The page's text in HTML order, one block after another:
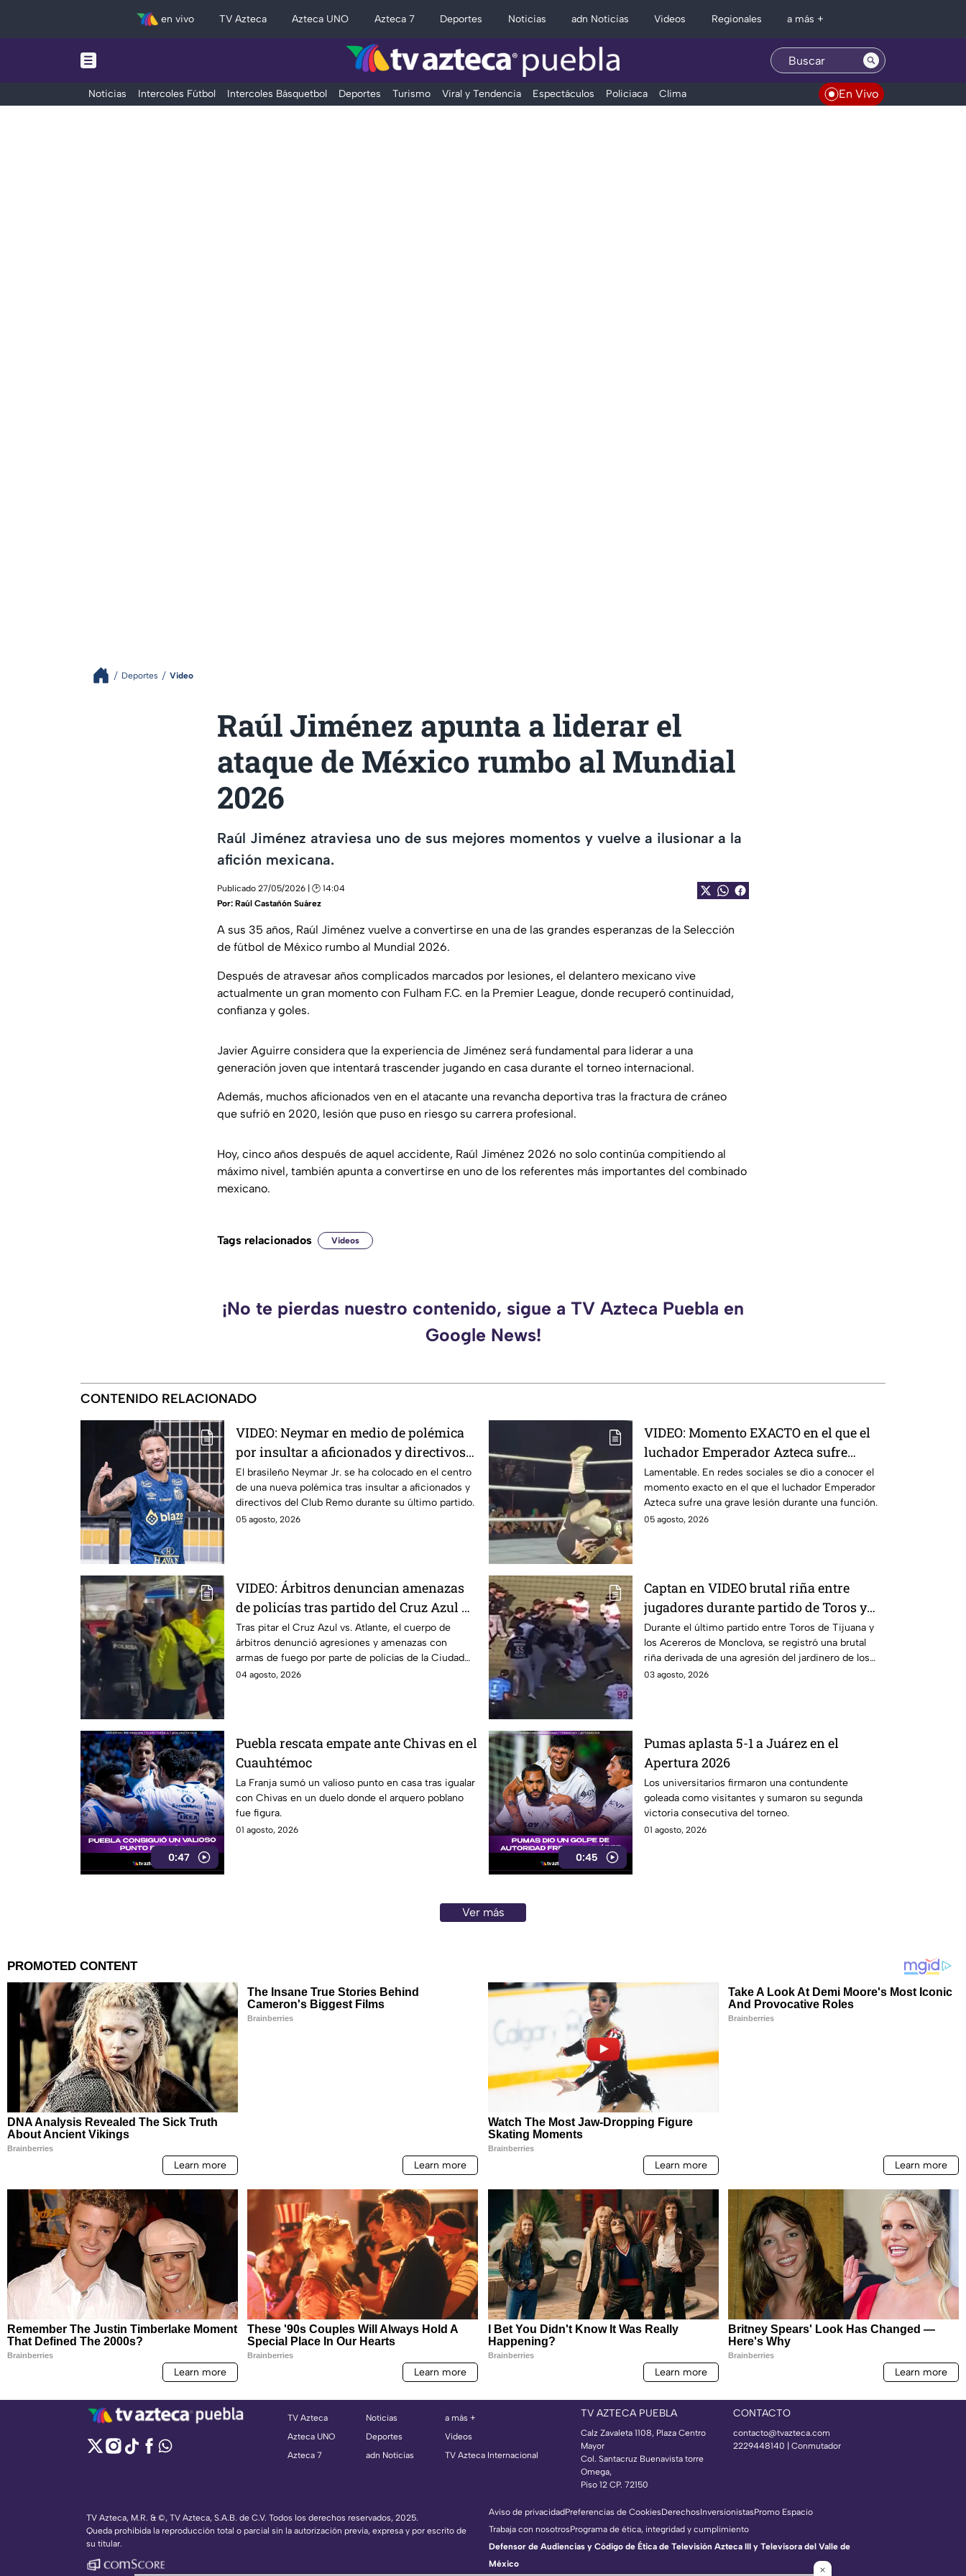
en vivo TV Azteca Azteca UNO Azteca 7 Deportes Noticias adn Noticias Videos Regionales a más +
Noticias Intercoles Fútbol Intercoles Básquetbol Deportes Turismo Viral y Tendencia Espectáculos Policiaca Clima En Vivo
Deportes Video
Raúl Jiménez apunta a liderar el
ataque de México rumbo al Mundial
2026
Raúl Jiménez atraviesa uno de sus mejores momentos y vuelve a ilusionar a la
afición mexicana.
Publicado 27/05/2026 | 🕑 14:04
Por: Raúl Castañón Suárez
A sus 35 años, Raúl Jiménez vuelve a convertirse en una de las grandes esperanzas de la Selección
de fútbol de México rumbo al Mundial 2026.
Después de atravesar años complicados marcados por lesiones, el delantero mexicano vive
actualmente un gran momento con Fulham F.C. en la Premier League, donde recuperó continuidad,
confianza y goles.
Javier Aguirre considera que la experiencia de Jiménez será fundamental para liderar a una
generación joven que intentará trascender jugando en casa durante el torneo internacional.
Además, muchos aficionados ven en el atacante una revancha deportiva tras la fractura de cráneo
que sufrió en 2020, lesión que puso en riesgo su carrera profesional.
Hoy, cinco años después de aquel accidente, Raúl Jiménez 2026 no solo continúa compitiendo al
máximo nivel, también apunta a convertirse en uno de los referentes más importantes del combinado
mexicano.
Tags relacionados Videos
¡No te pierdas nuestro contenido, sigue a TV Azteca Puebla en
Google News!
CONTENIDO RELACIONADO
VIDEO: Neymar en medio de polémica
por insultar a aficionados y directivos
de Remo
El brasileño Neymar Jr. se ha colocado en el centro
de una nueva polémica tras insultar a aficionados y
directivos del Club Remo durante su último partido.
05 agosto, 2026
VIDEO: Momento EXACTO en el que el
luchador Emperador Azteca sufre
GRAVE LESIÓN
Lamentable. En redes sociales se dio a conocer el
momento exacto en el que el luchador Emperador
Azteca sufre una grave lesión durante una función.
05 agosto, 2026
VIDEO: Árbitros denuncian amenazas
de policías tras partido del Cruz Azul vs
Atlante
Tras pitar el Cruz Azul vs. Atlante, el cuerpo de
árbitros denunció agresiones y amenazas con
armas de fuego por parte de policías de la Ciudad
de México.
04 agosto, 2026
Captan en VIDEO brutal riña entre
jugadores durante partido de Toros y
Acereros
Durante el último partido entre Toros de Tijuana y
los Acereros de Monclova, se registró una brutal
riña derivada de una agresión del jardinero de los
Toros.
03 agosto, 2026
0:47
Puebla rescata empate ante Chivas en el
Cuauhtémoc
La Franja sumó un valioso punto en casa tras igualar
con Chivas en un duelo donde el arquero poblano
fue figura.
01 agosto, 2026
0:45
Pumas aplasta 5-1 a Juárez en el
Apertura 2026
Los universitarios firmaron una contundente
goleada como visitantes y sumaron su segunda
victoria consecutiva del torneo.
01 agosto, 2026
Ver más
TV Azteca
Azteca UNO
Azteca 7
Noticias
Deportes
adn Noticias
a más +
Videos
TV Azteca Internacional
TV AZTECA PUEBLA
Calz Zavaleta 1108, Plaza Centro
Mayor
Col. Santacruz Buenavista torre
Omega,
Piso 12 CP. 72150
CONTACTO
contacto@tvazteca.com
2229448140 | Conmutador
TV Azteca, M.R. & ©, TV Azteca, S.A.B. de C.V. Todos los derechos reservados, 2025.
Queda prohibida la reproducción total o parcial sin la autorización previa, expresa y por escrito de
su titular.
Aviso de privacidadPreferencias de CookiesDerechosInversionistasPromo Espacio
Trabaja con nosotrosPrograma de ética, integridad y cumplimiento
Defensor de Audiencias y Código de Ética de Televisión Azteca III y Televisora del Valle de
México